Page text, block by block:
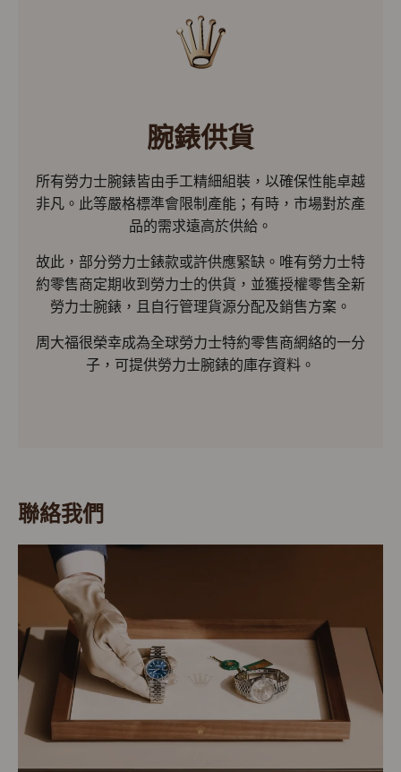
腕錶供貨
所有勞力士腕錶皆由手工精細組裝，以確保性能卓越
非凡。此等嚴格標準會限制產能；有時，市場對於產
品的需求遠高於供給。
故此，部分勞力士錶款或許供應緊缺。唯有勞力士特
約零售商定期收到勞力士的供貨，並獲授權零售全新
勞力士腕錶，且自行管理貨源分配及銷售方案。
周大福很榮幸成為全球勞力士特約零售商網絡的一分
子，可提供勞力士腕錶的庫存資料。
聯絡我們